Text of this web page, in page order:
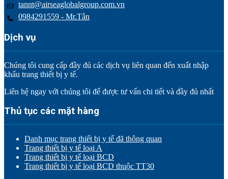
tannt@airseaglobalgroup.com.vn
0984291559 - Mr.Tân
Dịch vụ
Chúng tôi cung cấp đầy đủ các dịch vụ liên quan đến xuất nhập
khẩu trang thiết bị y tế.
Liên hệ ngay với chúng tôi để được tư vấn chi tiết và đầy đủ nhất
Thủ tục các mặt hàng
Danh mục trang thiết bị y tế đã thông quan
Trang thiết bị y tế loại A
Trang thiết bị y tế loại BCD
Trang thiết bị y tế loại BCD thuộc TT30